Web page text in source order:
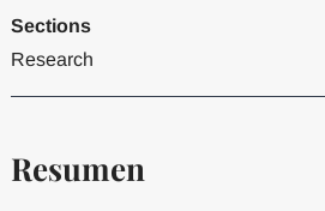
Sections
Research
Resumen